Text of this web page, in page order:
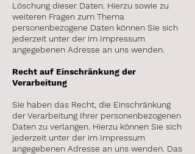
Löschung dieser Daten. Hierzu sowie zu
weiteren Fragen zum Thema
personenbezogene Daten können Sie sich
jederzeit unter der im Impressum
angegebenen Adresse an uns wenden.
Recht auf Einschränkung der
Verarbeitung
Sie haben das Recht, die Einschränkung
der Verarbeitung Ihrer personenbezogenen
Daten zu verlangen. Hierzu können Sie sich
jederzeit unter der im Impressum
angegebenen Adresse an uns wenden. Das